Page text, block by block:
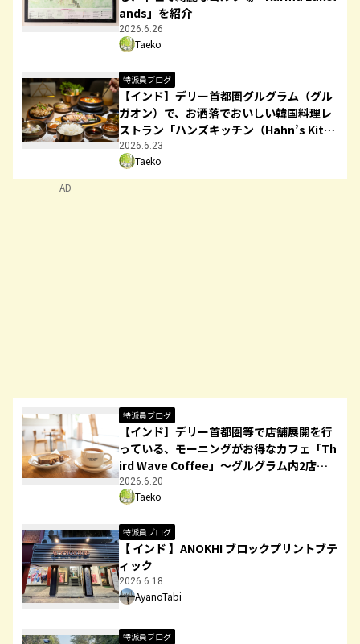
ands」を紹介
2026.6.26
Taeko
特派員ブログ
【インド】デリー首都圏グルグラム（グル
ガオン）で、お洒落でおいしい韓国料理レ
ストラン「ハンズキッチン（Hahn’s Kitch
en/हैन’स किचन）」を紹介
2026.6.23
Taeko
特派員ブログ
【インド】デリー首都圏等で店舗展開を行
っている、モーニングがお得なカフェ「Th
ird Wave Coffee」～グルグラム内2店舗
を紹介！
2026.6.20
Taeko
特派員ブログ
【 インド 】ANOKHI ブロックプリントブテ
ィック
2026.6.18
AyanoTabi
特派員ブログ
AD